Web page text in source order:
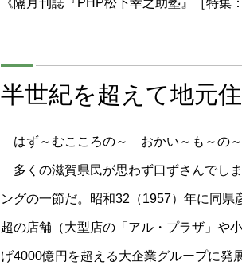
《隔月刊誌『PHP松下幸之助塾』［特集
半世紀を超えて地元
はず～むこころの～ おかい～も～
多くの滋賀県民が思わず口ずさんでし
ングの一節だ。昭和32（1957）年に同
超の店舗（大型店の「アル・プラザ」や
げ4000億円を超える大企業グループに発